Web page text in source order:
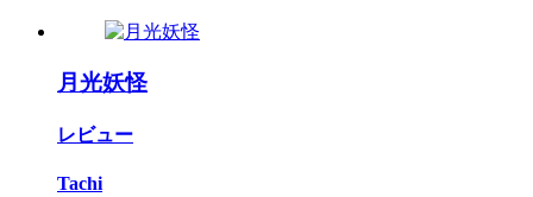
月光妖怪
レビュー
Tachi